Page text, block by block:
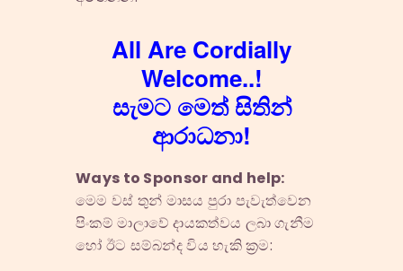
All Are Cordially
Welcome..!
සැමට මෙත් සිතින්
ආරාධනා!
Ways to Sponsor and help:
මෙම වස් තුන් මාසය පුරා පැවැත්වෙන
පිංකම් මාලාවේ දායකත්වය ලබා ගැනීම
හෝ ඊට සම්බන්ද විය හැකි ක්‍රම: